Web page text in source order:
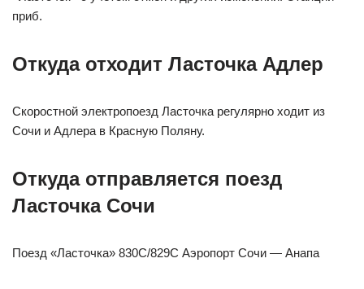
приб.
Откуда отходит Ласточка Адлер
Скоростной электропоезд Ласточка регулярно ходит из
Сочи и Адлера в Красную Поляну.
Откуда отправляется поезд
Ласточка Сочи
Поезд «Ласточка» 830С/829С Аэропорт Сочи — Анапа